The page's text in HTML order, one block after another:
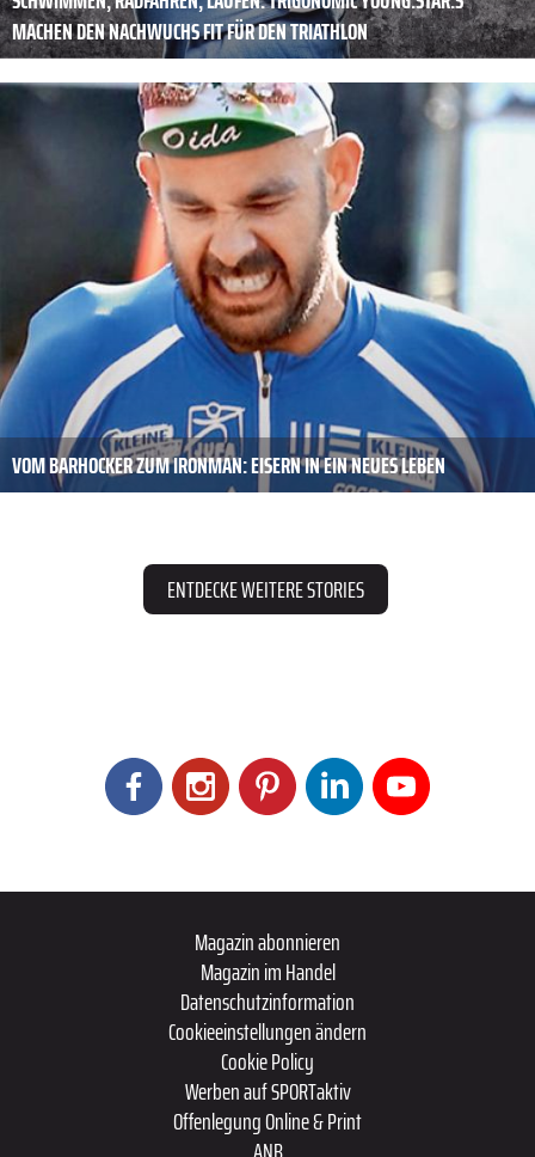
MACHEN DEN NACHWUCHS FIT FÜR DEN TRIATHLON
VOM BARHOCKER ZUM IRONMAN: EISERN IN EIN NEUES LEBEN
ENTDECKE WEITERE STORIES
Magazin abonnieren
Magazin im Handel
Datenschutzinformation
Cookieeinstellungen ändern
Cookie Policy
Werben auf SPORTaktiv
Offenlegung Online & Print